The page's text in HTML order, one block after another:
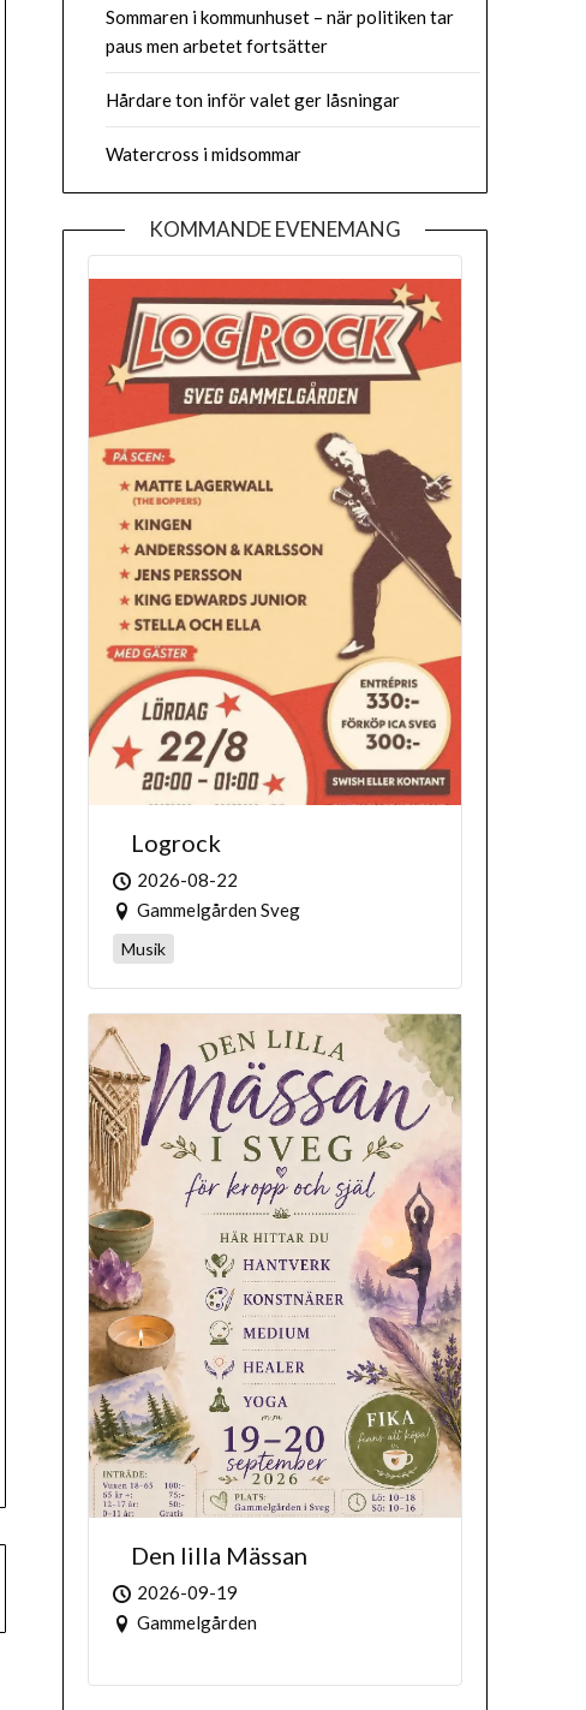
Sommaren i kommunhuset – när politiken tar
paus men arbetet fortsätter
Hårdare ton inför valet ger låsningar
Watercross i midsommar
KOMMANDE EVENEMANG
Logrock
2026-08-22
Gammelgården Sveg
Musik
Den lilla Mässan
2026-09-19
Gammelgården